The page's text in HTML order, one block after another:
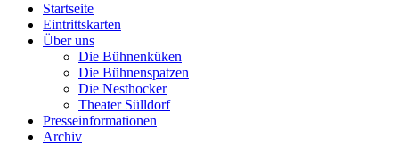
Startseite
Eintrittskarten
Über uns
Die Bühnenküken
Die Bühnenspatzen
Die Nesthocker
Theater Sülldorf
Presseinformationen
Archiv